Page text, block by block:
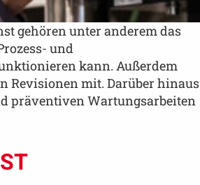
gehören unter anderem das
und
kann. Außerdem
Revisionen mit. Darüber hinaus
präventiven Wartungsarbeiten